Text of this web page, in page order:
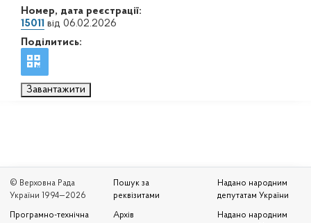
Номер, дата реєстрації:
15011 від 06.02.2026
Поділитись:
Завантажити
© Верховна Рада
України 1994—2026
Програмно-технічна
Пошук за
реквізитами
Архів
Надано народним
депутатам України
Надано народним